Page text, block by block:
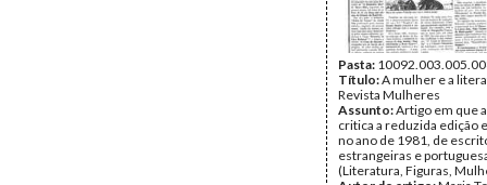
Pasta:
Título:A mulher e a
Revista Mulheres
Assunto:Artigo em que
critica a reduzida edição
no ano de 1981, de
estrangeiras e
(Literatura, Figuras,